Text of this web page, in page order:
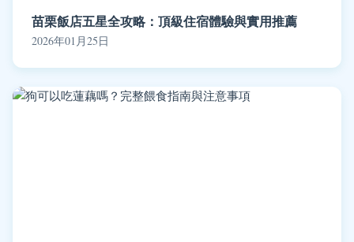
苗栗飯店五星全攻略：頂級住宿體驗與實用推薦
2026年01月25日